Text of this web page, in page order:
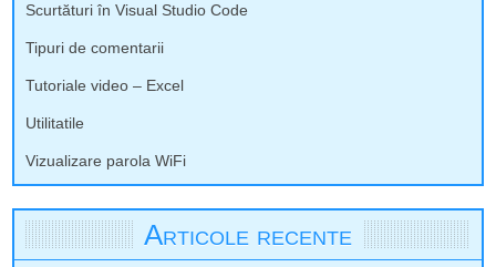
Scurtături în Visual Studio Code
Tipuri de comentarii
Tutoriale video – Excel
Utilitatile
Vizualizare parola WiFi
Articole recente